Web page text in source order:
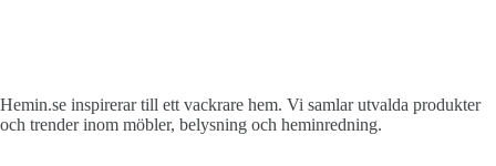
Hemin.se inspirerar till ett vackrare hem. Vi samlar utvalda produkter
och trender inom möbler, belysning och heminredning.